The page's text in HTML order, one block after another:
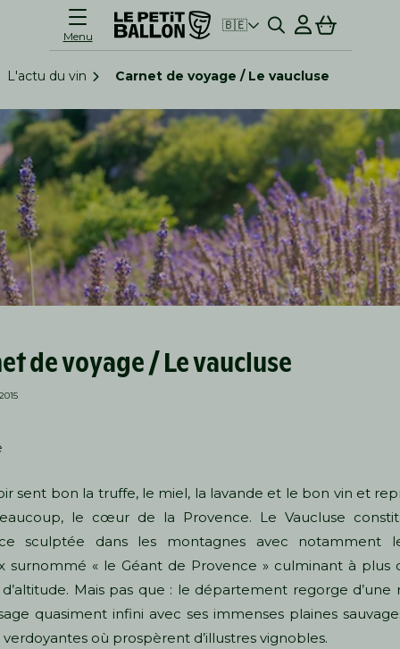
Menu
🇧🇪 Connexion
Panier
L'actu du vin Carnet de voyage / Le vaucluse
de voyage / Le vaucluse
sent bon la truffe, le miel, la lavande et le bon vin et
le cœur de la Provence. Le Vaucluse
sculptée dans les montagnes avec notamment
surnommé « le Géant de Provence » culminant à plus
Mais pas que : le département regorge d’une
quasiment infini avec ses immenses plaines
où prospèrent d’illustres vignobles.